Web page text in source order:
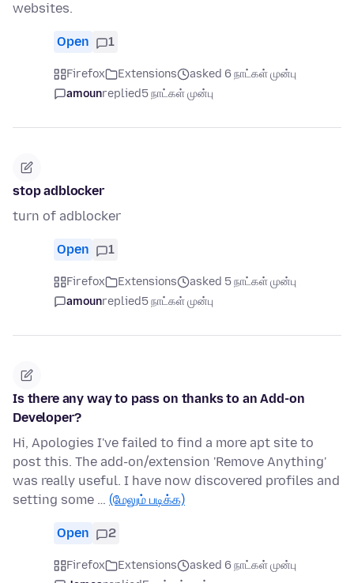
websites.
Open 1
Firefox Extensions
asked 6 நாட்கள் முன்பு
amounreplied5 நாட்கள் முன்பு
stop adblocker
turn of adblocker
Open 1
Firefox Extensions
asked 5 நாட்கள் முன்பு
amounreplied5 நாட்கள் முன்பு
Is there any way to pass on thanks to an Add-on
Developer?
Hi, Apologies I've failed to find a more apt site to
post this. The add-on/extension 'Remove Anything'
was really useful. I have now discovered profiles and
setting some … (மேலும் படிக்க)
Open 2
Firefox Extensions
asked 6 நாட்கள் முன்பு